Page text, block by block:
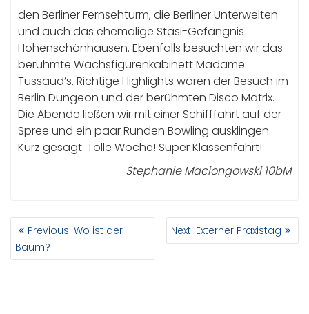
den Berliner Fernsehturm, die Berliner Unterwelten
und auch das ehemalige Stasi-Gefängnis
Hohenschönhausen. Ebenfalls besuchten wir das
berühmte Wachsfigurenkabinett Madame
Tussaud’s. Richtige Highlights waren der Besuch im
Berlin Dungeon und der berühmten Disco Matrix.
Die Abende ließen wir mit einer Schifffahrt auf der
Spree und ein paar Runden Bowling ausklingen.
Kurz gesagt: Tolle Woche! Super Klassenfahrt!
Stephanie Maciongowski 10bM
BEITRAGSNAVIGATION
Previous: Previous
Wo ist der
Baum?
Next: Next
post:
Externer Praxistag